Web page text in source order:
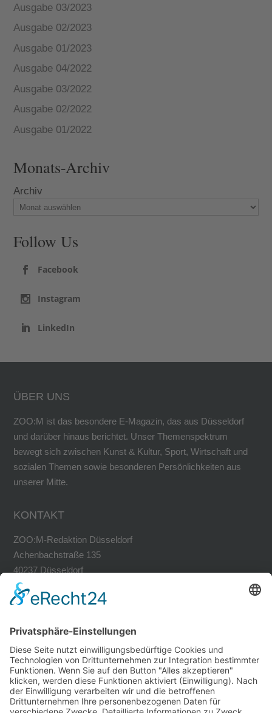
Ausgabe 03/2023
Ausgabe 02/2023
Ausgabe 01/2023
Ausgabe 04/2022
Ausgabe 03/2022
Ausgabe 02/2022
Ausgabe 01/2022
Monats-Archiv
Archiv
Follow Us
Facebook
Instagram
LinkedIn
ÜBER UNS
ZOO:M ist das besondere E-Magazin, das aus Düsseldorf
und darüber hinaus berichtet. Unser Themenspektrum
bewegt sich zwischen Kunst & Kultur, Sport, Wirtschaft und
sozialen Themen sowie besonderen Persönlichkeiten aus
unserer Mitte.
KONTAKT
ZOO:M-Redaktion Düsseldorf
Achenbachstraße 135
40237 Düsseldorf
Tel. 0211-30200741
Fax 0211-30200749
RECHTLICHES
Impressum
Datenschutz